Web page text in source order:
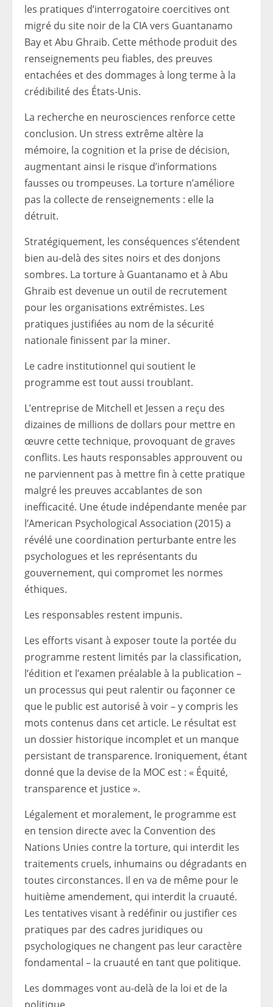
les pratiques d’interrogatoire coercitives ont
migré du site noir de la CIA vers Guantanamo
Bay et Abu Ghraib. Cette méthode produit des
renseignements peu fiables, des preuves
entachées et des dommages à long terme à la
crédibilité des États-Unis.
La recherche en neurosciences renforce cette
conclusion. Un stress extrême altère la
mémoire, la cognition et la prise de décision,
augmentant ainsi le risque d’informations
fausses ou trompeuses. La torture n’améliore
pas la collecte de renseignements : elle la
détruit.
Stratégiquement, les conséquences s’étendent
bien au-delà des sites noirs et des donjons
sombres. La torture à Guantanamo et à Abu
Ghraib est devenue un outil de recrutement
pour les organisations extrémistes. Les
pratiques justifiées au nom de la sécurité
nationale finissent par la miner.
Le cadre institutionnel qui soutient le
programme est tout aussi troublant.
L’entreprise de Mitchell et Jessen a reçu des
dizaines de millions de dollars pour mettre en
œuvre cette technique, provoquant de graves
conflits. Les hauts responsables approuvent ou
ne parviennent pas à mettre fin à cette pratique
malgré les preuves accablantes de son
inefficacité. Une étude indépendante menée par
l’American Psychological Association (2015) a
révélé une coordination perturbante entre les
psychologues et les représentants du
gouvernement, qui compromet les normes
éthiques.
Les responsables restent impunis.
Les efforts visant à exposer toute la portée du
programme restent limités par la classification,
l’édition et l’examen préalable à la publication –
un processus qui peut ralentir ou façonner ce
que le public est autorisé à voir – y compris les
mots contenus dans cet article. Le résultat est
un dossier historique incomplet et un manque
persistant de transparence. Ironiquement, étant
donné que la devise de la MOC est : « Équité,
transparence et justice ».
Légalement et moralement, le programme est
en tension directe avec la Convention des
Nations Unies contre la torture, qui interdit les
traitements cruels, inhumains ou dégradants en
toutes circonstances. Il en va de même pour le
huitième amendement, qui interdit la cruauté.
Les tentatives visant à redéfinir ou justifier ces
pratiques par des cadres juridiques ou
psychologiques ne changent pas leur caractère
fondamental – la cruauté en tant que politique.
Les dommages vont au-delà de la loi et de la